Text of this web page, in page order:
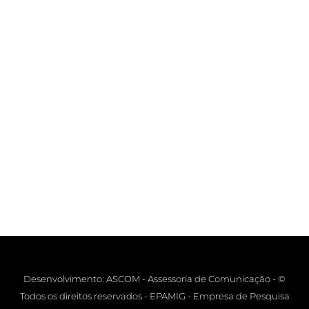
Desenvolvimento: ASCOM - Assessoria de Comunicação - ©
Todos os direitos reservados - EPAMIG - Empresa de Pesquisa